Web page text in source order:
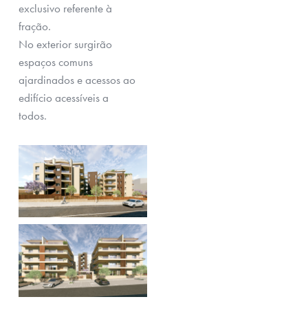
exclusivo referente à
fração.
No exterior surgirão
espaços comuns
ajardinados e acessos ao
edifício acessíveis a
todos.